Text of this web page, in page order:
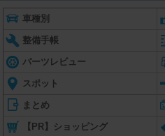
車種別
整備手帳
パーツレビュー
スポット
まとめ
【PR】ショッピング